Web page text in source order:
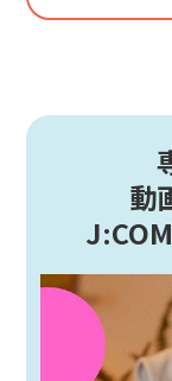
動